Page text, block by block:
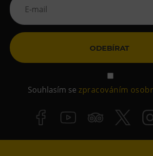
ODEBÍRAT
Souhlasím sezpracováním